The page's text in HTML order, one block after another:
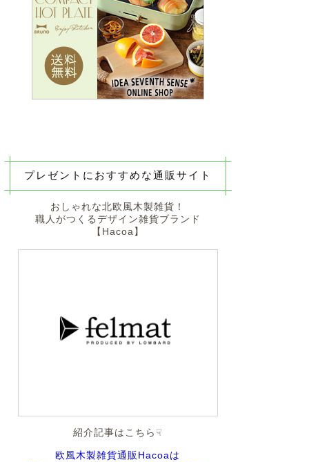
プレゼントにおすすめな通販サイト
おしゃれな北欧風木製雑貨！
職人がつくるデザイン雑貨ブランド
【Hacoa】
紹介記事はこちら☟
欧風木製雑貨通販Hacoaは